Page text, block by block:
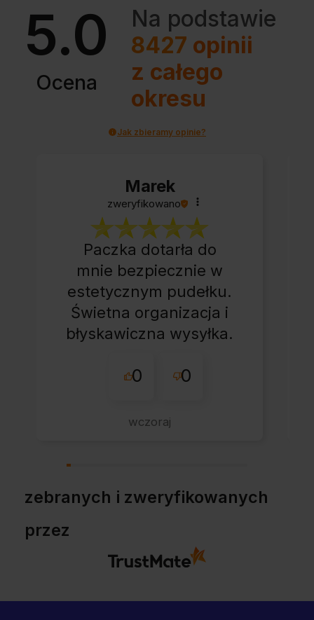
5.0
Ocena
Na podstawie
8427 opinii
z całego
okresu
Jak zbieramy opinie?
Marek
zweryfikowano
Paczka dotarła do
mnie bezpiecznie w
estetycznym pudełku.
Świetna organizacja i
błyskawiczna wysyłka.
sklepu nie pierwszy
wszystko perfekt.
0 0
wczoraj
zebranych i zweryfikowanych
przez